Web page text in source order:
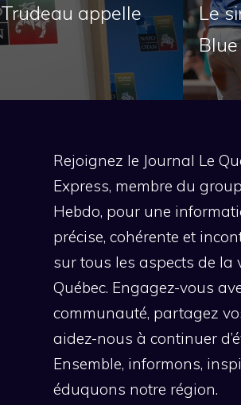
appelle
Le
Rejoignez le Journal Le
Express, membre du
Hebdo, pour une
précise, cohérente et
sur tous les aspects de la
Québec. Engagez-vous
communauté, partagez
aidez-nous à continuer
Ensemble, informons,
éduquons notre région.